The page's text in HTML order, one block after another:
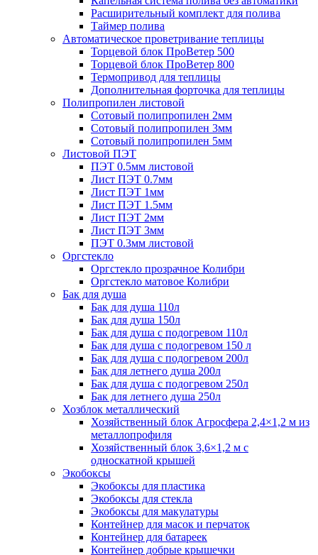
Расширительный комплект для полива
Таймер полива
Автоматическое проветривание теплицы
Торцевой блок ПроВетер 500
Торцевой блок ПроВетер 800
Термопривод для теплицы
Дополнительная форточка для теплицы
Полипропилен листовой
Сотовый полипропилен 2мм
Сотовый полипропилен 3мм
Сотовый полипропилен 5мм
Листовой ПЭТ
ПЭТ 0.5мм листовой
Лист ПЭТ 0.7мм
Лист ПЭТ 1мм
Лист ПЭТ 1.5мм
Лист ПЭТ 2мм
Лист ПЭТ 3мм
ПЭТ 0.3мм листовой
Оргстекло
Оргстекло прозрачное Колибри
Оргстекло матовое Колибри
Бак для душа
Бак для душа 110л
Бак для душа 150л
Бак для душа с подогревом 110л
Бак для душа с подогревом 150 л
Бак для душа с подогревом 200л
Бак для летнего душа 200л
Бак для душа с подогревом 250л
Бак для летнего душа 250л
Хозблок металлический
Хозяйственный блок Агросфера 2,4×1,2 м из
металлопрофиля
Хозяйственный блок 3,6×1,2 м с
односкатной крышей
Экобоксы
Экобоксы для пластика
Экобоксы для стекла
Экобоксы для макулатуры
Контейнер для масок и перчаток
Контейнер для батареек
Контейнер добрые крышечки